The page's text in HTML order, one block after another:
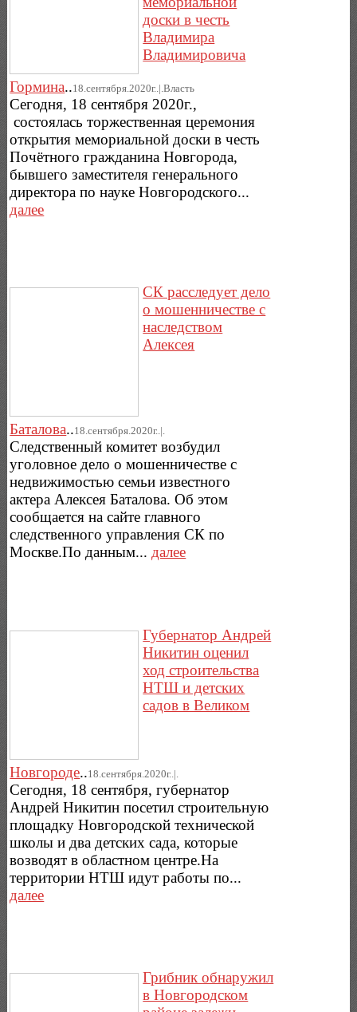
доски в честь
Владимира
Владимировича
Гормина..18.сентября.2020г..|.Власть
Сегодня, 18 сентября 2020г.,
состоялась торжественная церемония
открытия мемориальной доски в честь
Почётного гражданина Новгорода,
бывшего заместителя генерального
директора по науке Новгородского...
далее
СК расследует дело
о мошенничестве с
наследством
Алексея
Баталова..18.сентября.2020г..|.
Следственный комитет возбудил
уголовное дело о мошенничестве с
недвижимостью семьи известного
актера Алексея Баталова. Об этом
сообщается на сайте главного
следственного управления СК по
Москве.По данным...далее
Губернатор Андрей
Никитин оценил
ход строительства
НТШ и детских
садов в Великом
Новгороде..18.сентября.2020г..|.
Сегодня, 18 сентября, губернатор
Андрей Никитин посетил строительную
площадку Новгородской технической
школы и два детских сада, которые
возводят в областном центре.На
территории НТШ идут работы по...
далее
Грибник обнаружил
в Новгородском